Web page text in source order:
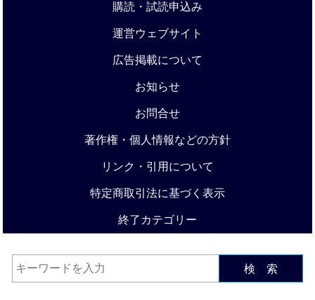
購読・試読申込み
運営ウェブサイト
広告掲載について
お知らせ
お問合せ
著作権・個人情報などの方針
リンク・引用について
特定商取引法に基づく表示
終了カテゴリー
検 索